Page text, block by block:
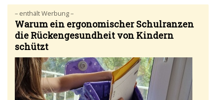
– enthält Werbung –
Warum ein ergonomischer Schulranzen
die Rückengesundheit von Kindern
schützt